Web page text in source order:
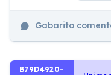
Gabarito
B79D4920-